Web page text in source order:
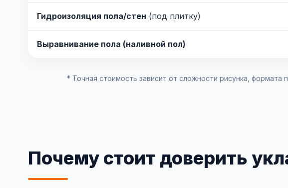
Гидроизоляция пола/стен (под плитку)
Выравнивание пола (наливной пол)
* Точная стоимость зависит от сложности рисунка,
Почему стоит доверить